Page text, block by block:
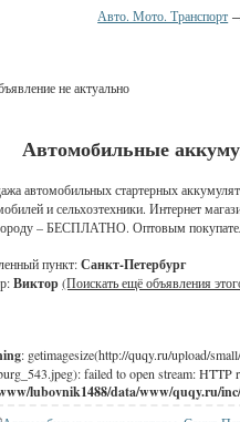
Авто. Мото. Транспорт
не актуально
Автомобильные
автомобильных стартерных
и сельхозтехники. Интернет
– БЕСПЛАТНО. Оптовым
пункт:Санкт-Петербург
Виктор (Поискать ещё объявления
: getimagesize(http://quqy.ru/upload/
failed to open stream:
lubovnik1488/data/www/quqy.ru/